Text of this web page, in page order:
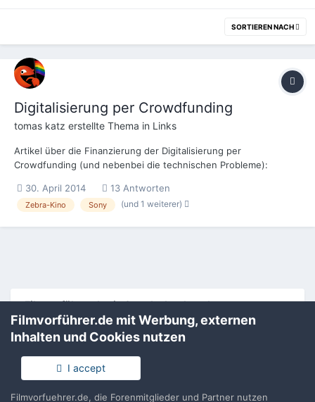
SORTIEREN NACH
Digitalisierung per Crowdfunding
tomas katz erstellte Thema in Links
Artikel über die Finanzierung der Digitalisierung per
Crowdfunding (und nebenbei die technischen Probleme):
jahre-zebra-kino/
30. April 2014 13 Antworten
Zebra-Kino Sony (und 1 weiterer)
Filmvorführer.de via Google durchsuchen:
Sprache
Impressum / Datenschutzerklärung
Nutzungsbedingungen
Filmvorführer.de mit Werbung, externen
Inhalten und Cookies nutzen
I accept
Filmvorfuehrer.de, die Forenmitglieder und Partner nutzen